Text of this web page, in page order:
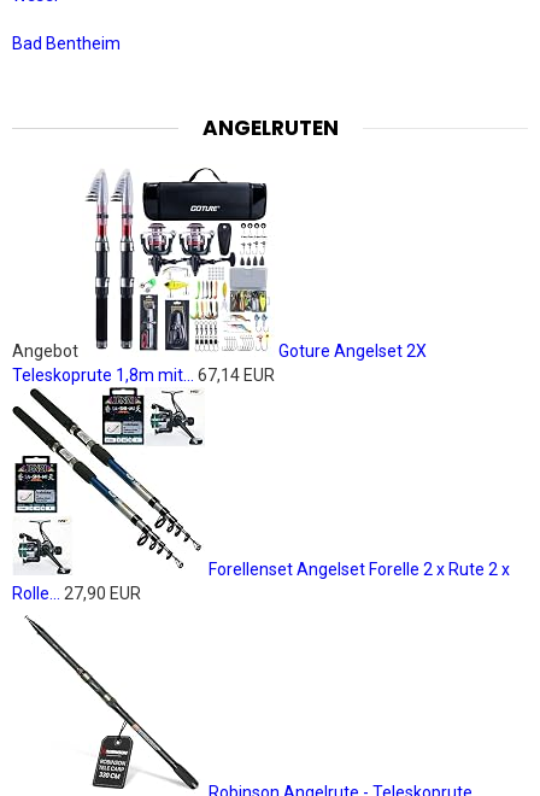
Bad Bentheim
ANGELRUTEN
Angebot
Goture Angelset 2X
Teleskoprute 1,8m mit...
67,14 EUR
Forellenset Angelset Forelle 2 x Rute 2 x
Rolle...
27,90 EUR